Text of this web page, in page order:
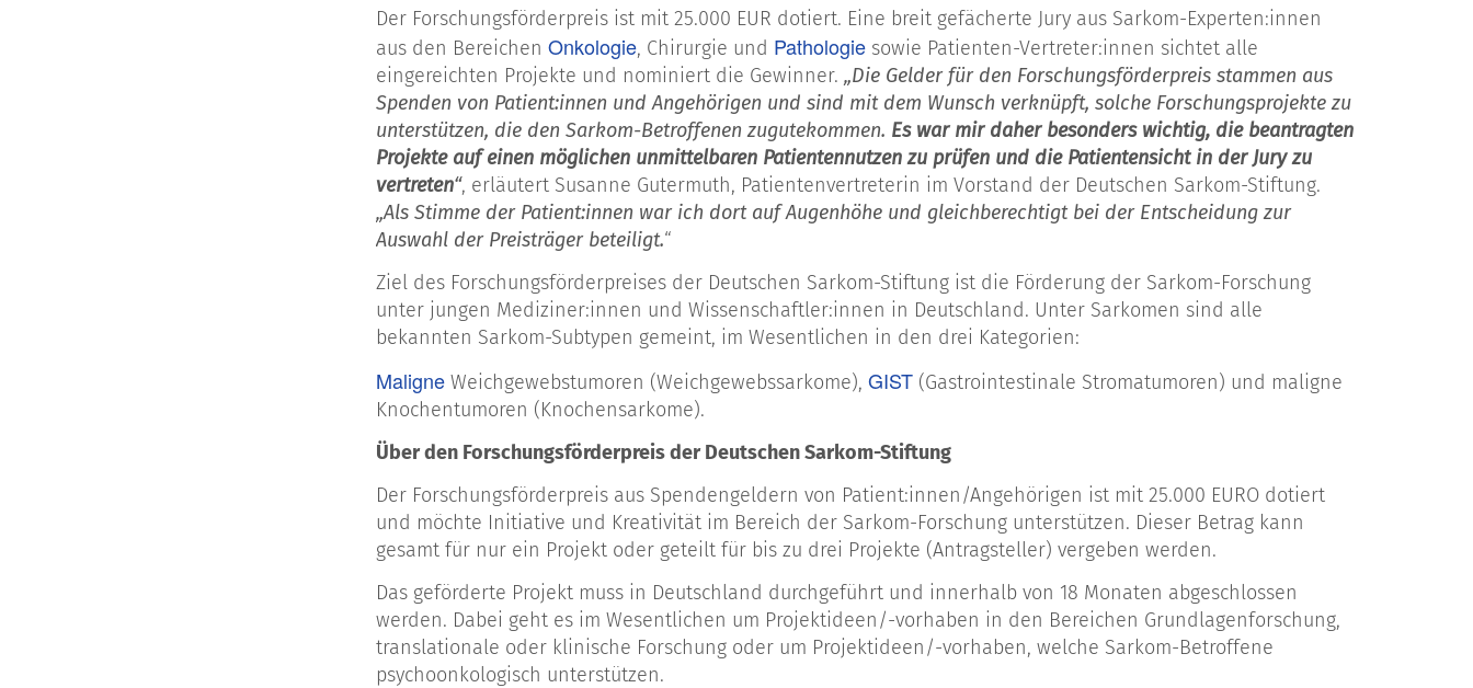
Der Forschungsförderpreis ist mit 25.000 EUR dotiert. Eine breit gefächerte Jury aus Sarkom-Experten:innen
aus den Bereichen Onkologie, Chirurgie und Pathologie sowie Patienten-Vertreter:innen sichtet alle
eingereichten Projekte und nominiert die Gewinner. „Die Gelder für den Forschungsförderpreis stammen aus
Spenden von Patient:innen und Angehörigen und sind mit dem Wunsch verknüpft, solche Forschungsprojekte zu
unterstützen, die den Sarkom-Betroffenen zugutekommen. Eswar mir daher besonders wichtig, die beantragten
Projekte auf einen möglichen unmittelbaren Patientennutzen zu prüfen und die Patientensicht in der Jury zu
vertreten“, erläutert Susanne Gutermuth, Patientenvertreterin im Vorstand der Deutschen Sarkom-Stiftung.
„Als Stimme der Patient:innen war ich dort auf Augenhöhe und gleichberechtigt bei der Entscheidung zur
Auswahl der Preisträger beteiligt.“
Ziel des Forschungsförderpreises der Deutschen Sarkom-Stiftung ist die Förderung der Sarkom-Forschung
unter jungen Mediziner:innen und Wissen­schaftler:innen in Deutschland. Unter Sarkomen sind alle
bekannten Sarkom-Subtypen gemeint, im Wesentlichen in den drei Kategorien:
Maligne Weichgewebstumoren (Weichgewebssarkome), GIST (Gastrointestinale Stromatumoren) und maligne
Knochentumoren (Knochensarkome).
Über den Forschungsförderpreis der Deutschen Sarkom-Stiftung
Der Forschungsförderpreis aus Spendengeldern von Patient:innen/Angehörigen ist mit 25.000 EURO dotiert
und möchte Initiative und Kreativität im Bereich der Sarkom-Forschung unterstützen. Dieser Betrag kann
gesamt für nur ein Projekt oder geteilt für bis zu drei Projekte (Antragsteller) vergeben werden.
Das geförderte Projekt muss in Deutschland durchgeführt und innerhalb von 18 Monaten abgeschlossen
werden. Dabei geht es im Wesentlichen um Projektideen/-vorhaben in den Bereichen Grundlagenforschung,
translationale oder klinische Forschung oder um Projektideen/-vorhaben, welche Sarkom-Betroffene
psychoonkologisch unterstützen.